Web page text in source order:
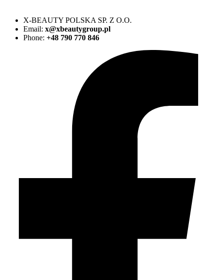
X-BEAUTY POLSKA SP. Z O.O.
Email: x@xbeautygroup.pl
Phone: +48 790 770 846